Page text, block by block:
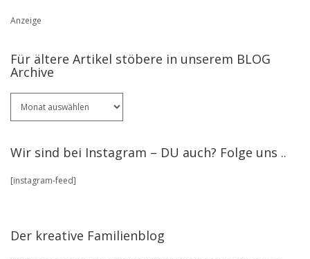
Anzeige
Für ältere Artikel stöbere in unserem BLOG
Archive
ältere
in
BLOG
Wir sind bei Instagram – DU auch? Folge uns ..
[instagram-feed]
Der kreative Familienblog